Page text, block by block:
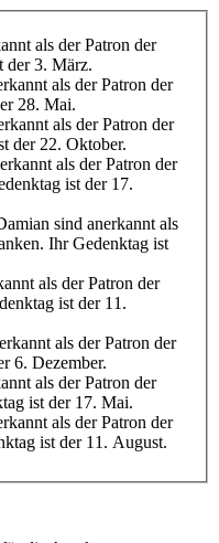
als der Patron der
der 3. März.
als der Patron der
28. Mai.
als der Patron der
der 22. Oktober.
als der Patron der
ist der 17.
sind anerkannt als
Ihr Gedenktag ist
als der Patron der
ist der 11.
als der Patron der
6. Dezember.
als der Patron der
ist der 17. Mai.
als der Patron der
ist der 11. August.